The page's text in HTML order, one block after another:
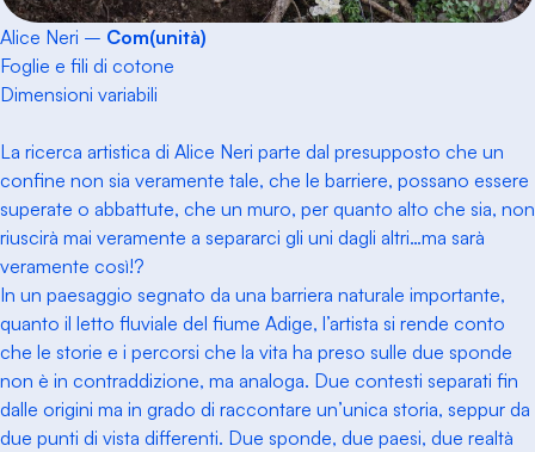
Alice Neri – Com(unità)
Foglie e fili di cotone
Dimensioni variabili
La ricerca artistica di Alice Neri parte dal presupposto che un
confine non sia veramente tale, che le barriere, possano essere
superate o abbattute, che un muro, per quanto alto che sia, non
riuscirà mai veramente a separarci gli uni dagli altri…ma sarà
veramente così!?
In un paesaggio segnato da una barriera naturale importante,
quanto il letto fluviale del fiume Adige, l’artista si rende conto
che le storie e i percorsi che la vita ha preso sulle due sponde
non è in contraddizione, ma analoga. Due contesti separati fin
dalle origini ma in grado di raccontare un’unica storia, seppur da
due punti di vista differenti. Due sponde, due paesi, due realtà